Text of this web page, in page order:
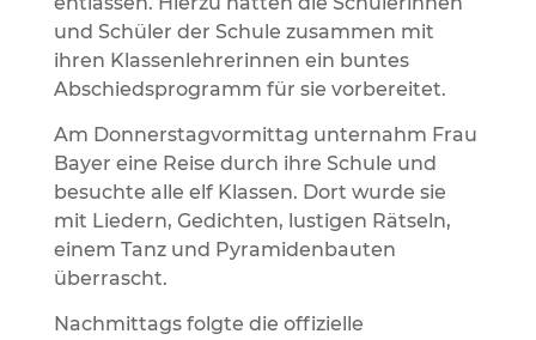
und Schüler der Schule zusammen mit
ihren Klassenlehrerinnen ein buntes
Abschiedsprogramm für sie vorbereitet.
Am Donnerstagvormittag unternahm Frau
Bayer eine Reise durch ihre Schule und
besuchte alle elf Klassen. Dort wurde sie
mit Liedern, Gedichten, lustigen Rätseln,
einem Tanz und Pyramidenbauten
überrascht.
Nachmittags folgte die offizielle